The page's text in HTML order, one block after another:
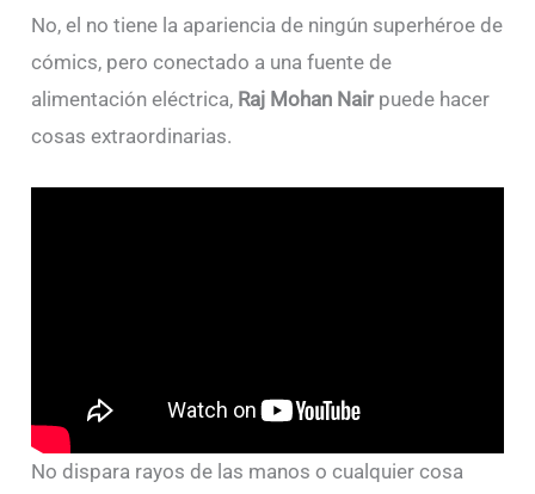
No, el no tiene la apariencia de ningún superhéroe de
cómics, pero conectado a una fuente de
alimentación eléctrica, Raj Mohan Nairpuede hacer
cosas extraordinarias.
No dispara rayos de las manos o cualquier cosa